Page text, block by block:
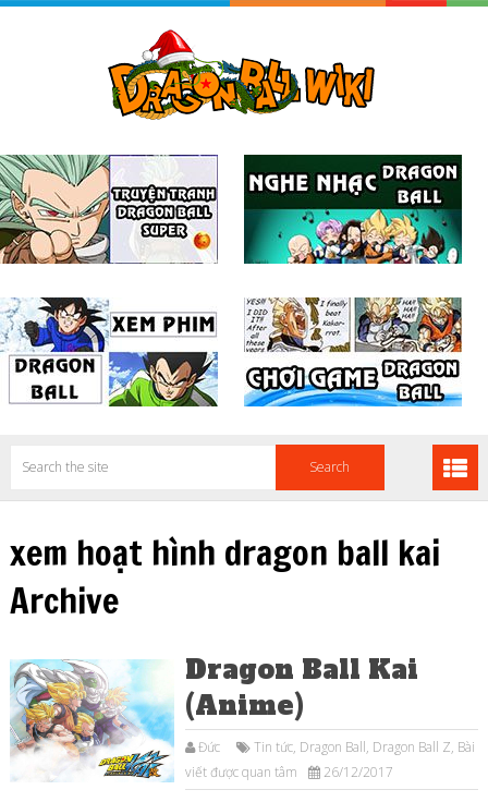
xem hoạt hình dragon ball kai
Archive
Dragon Ball Kai
(Anime)
Đức Tin tức, Dragon Ball, Dragon Ball Z, Bài
viết được quan tâm
26/12/2017